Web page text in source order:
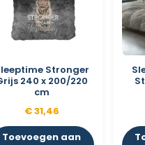
Stronger
240 x 200/220
cm
€31,46
Toevoegen aan